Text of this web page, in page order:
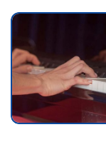
GROSS